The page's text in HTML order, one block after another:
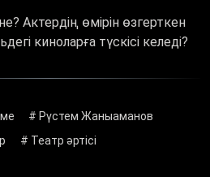
Актердің өмірін өзгерткен
киноларға түскісі келеді?
# Рүстем Жаныаманов
# Театр әртісі